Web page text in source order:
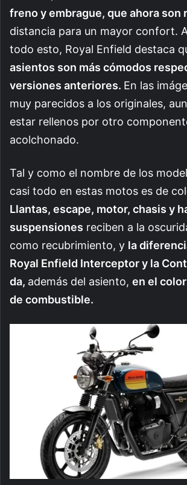
freno y embrague, que ahora son
distancia para un mayor confort.
todo esto, Royal Enfield destaca
asientos son más cómodos
versiones anteriores. En las
muy parecidos a los originales,
estar rellenos por otro
acolchonado.
Tal y como el nombre de los
casi todo en estas motos es de
Llantas, escape, motor, chasis y
suspensiones reciben a la
como recubrimiento, y la
Royal Enfield Interceptor y la
da, además del asiento, en el
de combustible.